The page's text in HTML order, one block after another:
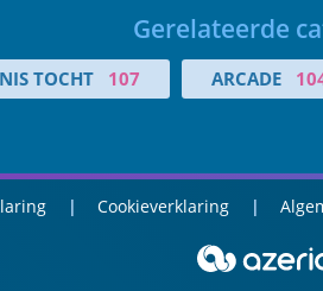
Gerelateerde
TOCHT 107 ARCADE
Cookieverklaring